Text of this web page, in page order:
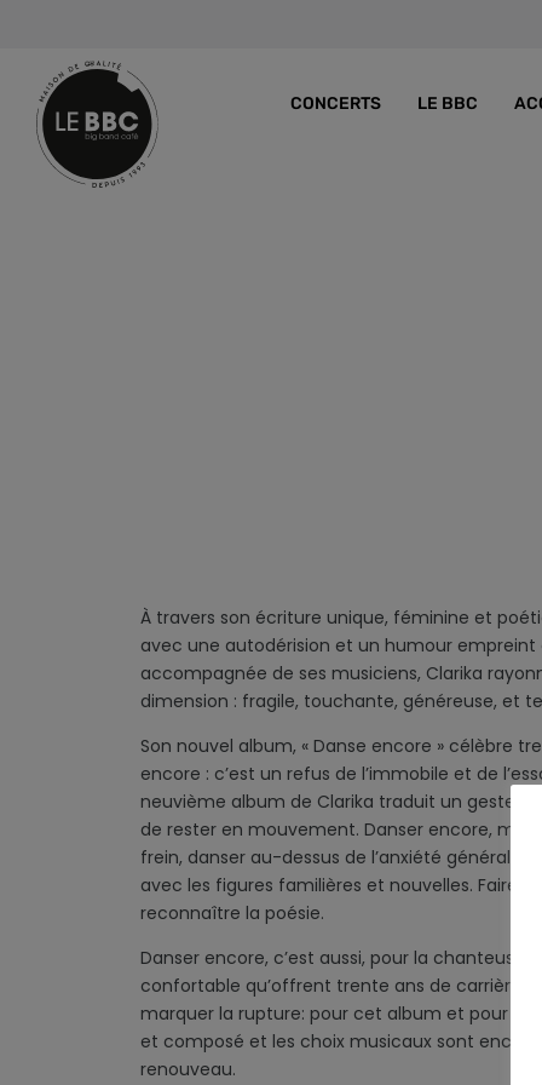
CONCERTS LE BBC
À travers son écriture unique, féminine et
avec une autodérision et un humour empreint
accompagnée de ses musiciens, Clarika
dimension : fragile, touchante, généreuse, et
Son nouvel album, « Danse encore » célèbre
encore : c’est un refus de l’immobile et de
neuvième album de Clarika traduit un geste
de rester en mouvement. Danser encore,
frein, danser au-dessus de l’anxiété générale
avec les figures familières et nouvelles. Faire
reconnaître la poésie.
Danser encore, c’est aussi, pour la chanteuse,
confortable qu’offrent trente ans de carrière.
marquer la rupture: pour cet album et pour la
et composé et les choix musicaux sont
renouveau.